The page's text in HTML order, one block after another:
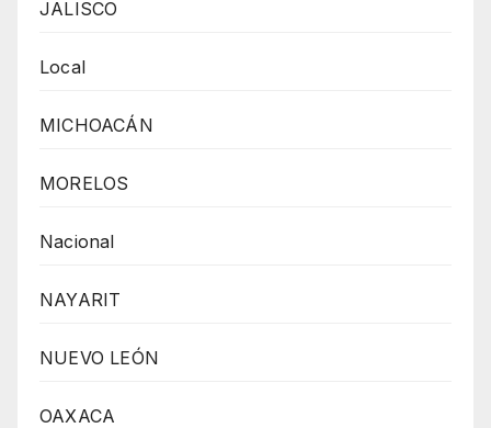
JALISCO
Local
MICHOACÁN
MORELOS
Nacional
NAYARIT
NUEVO LEÓN
OAXACA